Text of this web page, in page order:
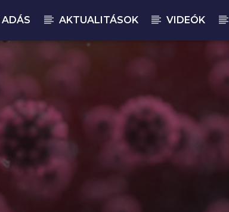
ADÁS AKTUALITÁSOK VIDEÓK
(feat. Urban Res